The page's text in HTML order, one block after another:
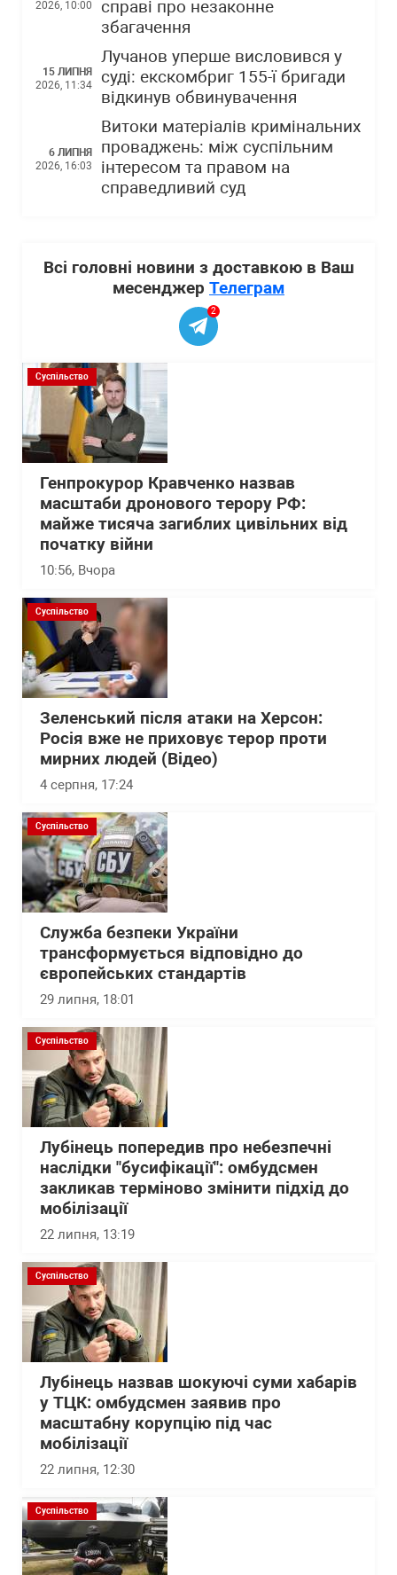
2026, 10:00
справі про незаконне
збагачення
15 ЛИПНЯ
2026, 11:34
Лучанов уперше висловився у
суді: екскомбриг 155-ї бригади
відкинув обвинувачення
6 ЛИПНЯ
2026, 16:03
Витоки матеріалів кримінальних
проваджень: між суспільним
інтересом та правом на
справедливий суд
Всі головні новини з доставкою в Ваш
месенджер Телеграм
2
Суспільство
Генпрокурор Кравченко назвав
масштаби дронового терору РФ:
майже тисяча загиблих цивільних від
початку війни
10:56, Вчора
Суспільство
Зеленський після атаки на Херсон:
Росія вже не приховує терор проти
мирних людей (Відео)
4 серпня, 17:24
Суспільство
Служба безпеки України
трансформується відповідно до
європейських стандартів
29 липня, 18:01
Суспільство
Лубінець попередив про небезпечні
наслідки "бусифікації": омбудсмен
закликав терміново змінити підхід до
мобілізації
22 липня, 13:19
Суспільство
Лубінець назвав шокуючі суми хабарів
у ТЦК: омбудсмен заявив про
масштабну корупцію під час
мобілізації
22 липня, 12:30
Суспільство